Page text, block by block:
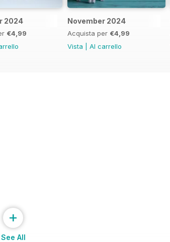
2024
€4,99
November 2024
Acquista per €4,99
Vista
Al carrello
+
See All